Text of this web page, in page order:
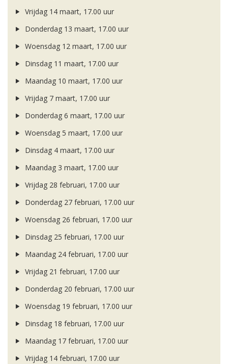
Vrijdag 14 maart, 17.00 uur
Donderdag 13 maart, 17.00 uur
Woensdag 12 maart, 17.00 uur
Dinsdag 11 maart, 17.00 uur
Maandag 10 maart, 17.00 uur
Vrijdag 7 maart, 17.00 uur
Donderdag 6 maart, 17.00 uur
Woensdag 5 maart, 17.00 uur
Dinsdag 4 maart, 17.00 uur
Maandag 3 maart, 17.00 uur
Vrijdag 28 februari, 17.00 uur
Donderdag 27 februari, 17.00 uur
Woensdag 26 februari, 17.00 uur
Dinsdag 25 februari, 17.00 uur
Maandag 24 februari, 17.00 uur
Vrijdag 21 februari, 17.00 uur
Donderdag 20 februari, 17.00 uur
Woensdag 19 februari, 17.00 uur
Dinsdag 18 februari, 17.00 uur
Maandag 17 februari, 17.00 uur
Vrijdag 14 februari, 17.00 uur